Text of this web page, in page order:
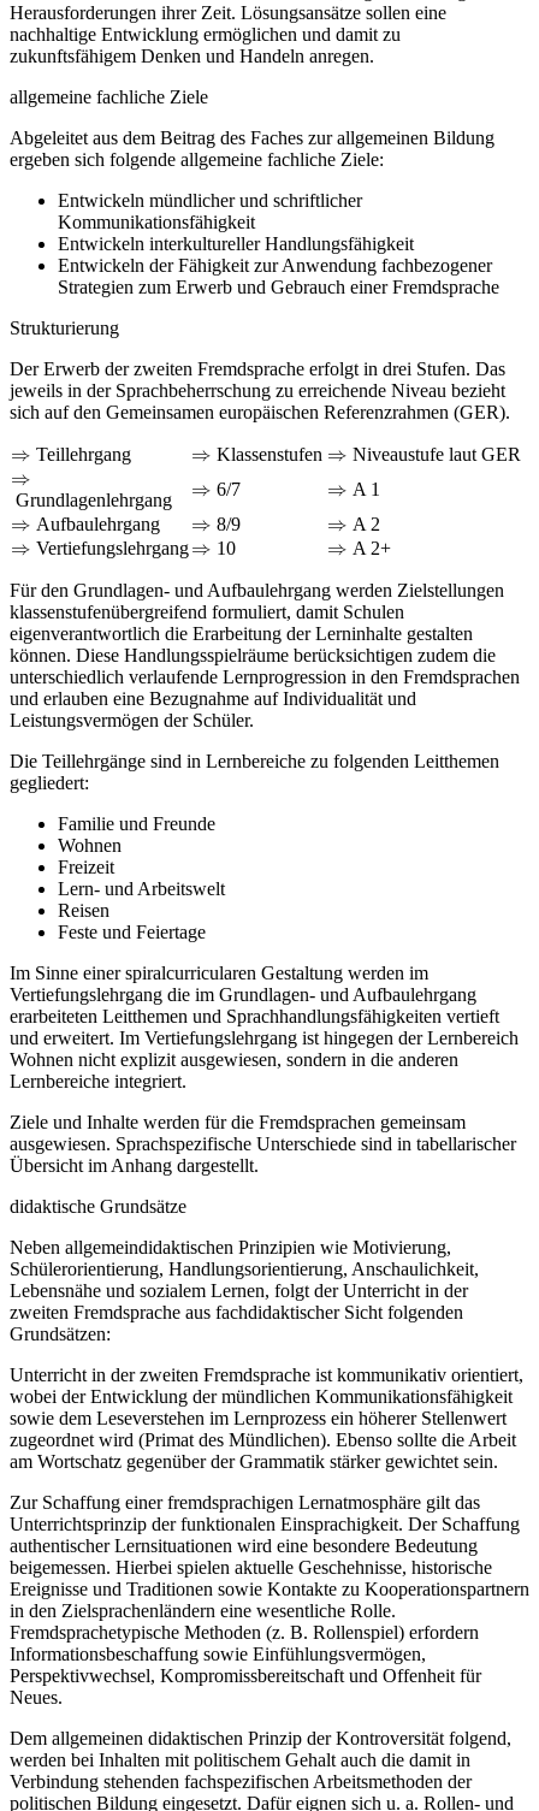
Herausforderungen ihrer Zeit. Lösungsansätze sollen eine
nachhaltige Entwicklung ermöglichen und damit zu
zukunftsfähigem Denken und Handeln anregen.
allgemeine fachliche Ziele
Abgeleitet aus dem Beitrag des Faches zur allgemeinen Bildung
ergeben sich folgende allgemeine fachliche Ziele:
Entwickeln mündlicher und schriftlicher
Kommunikationsfähigkeit
Entwickeln interkultureller Handlungsfähigkeit
Entwickeln der Fähigkeit zur Anwendung fachbezogener
Strategien zum Erwerb und Gebrauch einer Fremdsprache
Strukturierung
Der Erwerb der zweiten Fremdsprache erfolgt in drei Stufen. Das
jeweils in der Sprachbeherrschung zu erreichende Niveau bezieht
sich auf den Gemeinsamen europäischen Referenzrahmen (GER).
Teillehrgang Klassenstufen Niveaustufe laut GER
⇒
Grundlagenlehrgang
6/7 A 1
⇒ Aufbaulehrgang 8/9 A 2
⇒ Vertiefungslehrgang ⇒ 10 ⇒ A 2+
Für den Grundlagen- und Aufbaulehrgang werden Zielstellungen
klassenstufenübergreifend formuliert, damit Schulen
eigenverantwortlich die Erarbeitung der Lerninhalte gestalten
können. Diese Handlungsspielräume berücksichtigen zudem die
unterschiedlich verlaufende Lernprogression in den Fremdsprachen
und erlauben eine Bezugnahme auf Individualität und
Leistungsvermögen der Schüler.
Die Teillehrgänge sind in Lernbereiche zu folgenden Leitthemen
gegliedert:
Familie und Freunde
Wohnen
Freizeit
Lern- und Arbeitswelt
Reisen
Feste und Feiertage
Im Sinne einer spiralcurricularen Gestaltung werden im
Vertiefungslehrgang die im Grundlagen- und Aufbaulehrgang
erarbeiteten Leitthemen und Sprachhandlungsfähigkeiten vertieft
und erweitert. Im Vertiefungslehrgang ist hingegen der Lernbereich
Wohnen nicht explizit ausgewiesen, sondern in die anderen
Lernbereiche integriert.
Ziele und Inhalte werden für die Fremdsprachen gemeinsam
ausgewiesen. Sprachspezifische Unterschiede sind in tabellarischer
Übersicht im Anhang dargestellt.
didaktische Grundsätze
Neben allgemeindidaktischen Prinzipien wie Motivierung,
Schülerorientierung, Handlungsorientierung, Anschaulichkeit,
Lebensnähe und sozialem Lernen, folgt der Unterricht in der
zweiten Fremdsprache aus fachdidaktischer Sicht folgenden
Grundsätzen:
Unterricht in der zweiten Fremdsprache ist kommunikativ orientiert,
wobei der Entwicklung der mündlichen Kommunikationsfähigkeit
sowie dem Leseverstehen im Lernprozess ein höherer Stellenwert
zugeordnet wird (Primat des Mündlichen). Ebenso sollte die Arbeit
am Wortschatz gegenüber der Grammatik stärker gewichtet sein.
Zur Schaffung einer fremdsprachigen Lernatmosphäre gilt das
Unterrichtsprinzip der funktionalen Einsprachigkeit. Der Schaffung
authentischer Lernsituationen wird eine besondere Bedeutung
beigemessen. Hierbei spielen aktuelle Geschehnisse, historische
Ereignisse und Traditionen sowie Kontakte zu Kooperationspartnern
in den Zielsprachenländern eine wesentliche Rolle.
Fremdsprachetypische Methoden (z. B. Rollenspiel) erfordern
Informationsbeschaffung sowie Einfühlungsvermögen,
Perspektivwechsel, Kompromissbereitschaft und Offenheit für
Neues.
Dem allgemeinen didaktischen Prinzip der Kontroversität folgend,
werden bei Inhalten mit politischem Gehalt auch die damit in
Verbindung stehenden fachspezifischen Arbeitsmethoden der
politischen Bildung eingesetzt. Dafür eignen sich u. a. Rollen- und